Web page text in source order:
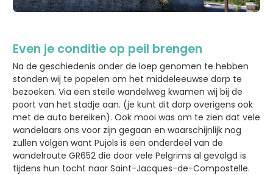
Even je conditie op peil brengen
Na de geschiedenis onder de loep genomen te hebben
stonden wij te popelen om het middeleeuwse dorp te
bezoeken. Via een steile wandelweg kwamen wij bij de
poort van het stadje aan. (je kunt dit dorp overigens ook
met de auto bereiken). Ook mooi was om te zien dat vele
wandelaars ons voor zijn gegaan en waarschijnlijk nog
zullen volgen want Pujols is een onderdeel van de
wandelroute GR652 die door vele Pelgrims al gevolgd is
tijdens hun tocht naar Saint-Jacques-de-Compostelle.